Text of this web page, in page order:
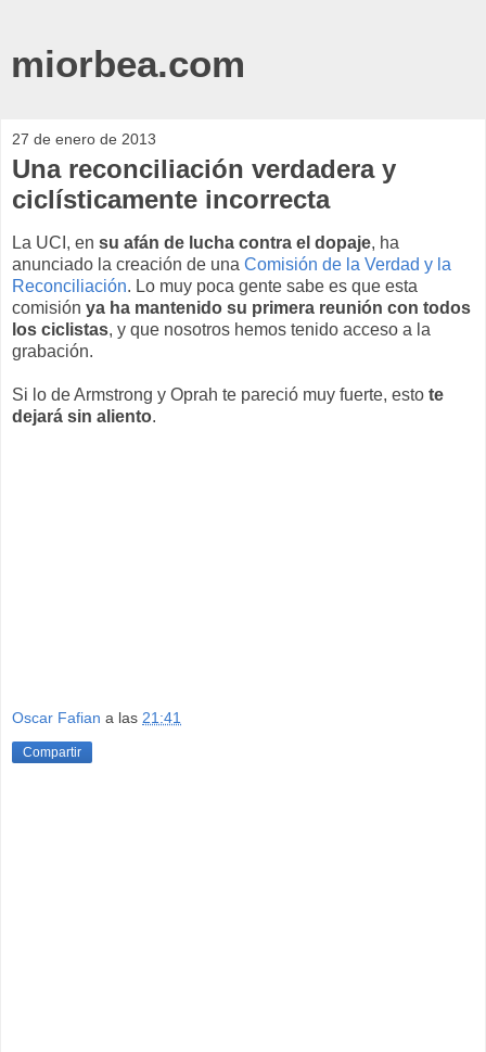
miorbea.com
27 de enero de 2013
Una reconciliación verdadera y
ciclísticamente incorrecta
La UCI, en su afán de lucha contra el dopaje, ha
anunciado la creación de una Comisión de la Verdad y la
Reconciliación. Lo muy poca gente sabe es que esta
comisión ya ha mantenido su primera reunión con todos
los ciclistas, y que nosotros hemos tenido acceso a la
grabación.
Si lo de Armstrong y Oprah te pareció muy fuerte, esto te
dejará sin aliento.
Oscar Fafian a las 21:41
Compartir